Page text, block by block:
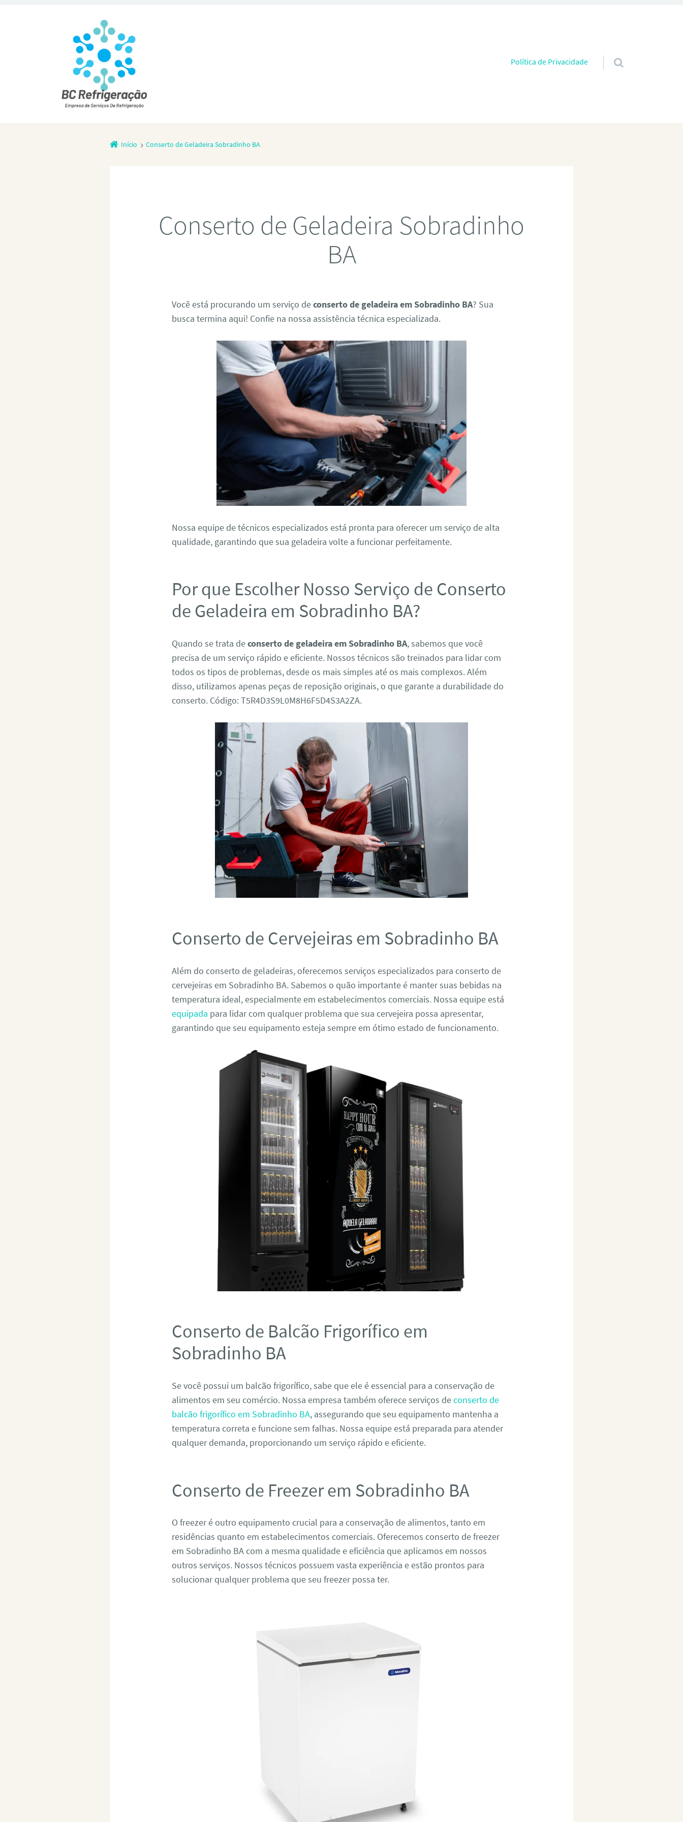
Pular para o conteúdo
Política de Privacidade
Início Conserto de Geladeira Sobradinho BA
Conserto de Geladeira Sobradinho
BA
Você está procurando um serviço deconserto de geladeira em Sobradinho BA? Sua
busca termina aqui! Confie na nossa assistência técnica especializada.
Nossa equipe de técnicos especializados está pronta para oferecer um serviço de alta
qualidade, garantindo que sua geladeira volte a funcionar perfeitamente.
Por que Escolher Nosso Serviço de Conserto
de Geladeira em Sobradinho BA?
Quando se trata deconserto de geladeira em Sobradinho BA, sabemos que você
precisa de um serviço rápido e eficiente. Nossos técnicos são treinados para lidar com
todos os tipos de problemas, desde os mais simples até os mais complexos. Além
disso, utilizamos apenas peças de reposição originais, o que garante a durabilidade do
conserto. Código: T5R4D3S9L0M8H6F5D4S3A2ZA.
Conserto de Cervejeiras em Sobradinho BA
Além do conserto de geladeiras, oferecemos serviços especializados para conserto de
cervejeiras em Sobradinho BA. Sabemos o quão importante é manter suas bebidas na
temperatura ideal, especialmente em estabelecimentos comerciais. Nossa equipe está
equipada para lidar com qualquer problema que sua cervejeira possa apresentar,
garantindo que seu equipamento esteja sempre em ótimo estado de funcionamento.
Conserto de Balcão Frigorífico em
Sobradinho BA
Se você possui um balcão frigorífico, sabe que ele é essencial para a conservação de
alimentos em seu comércio. Nossa empresa também oferece serviços deconserto de
balcão frigorífico em Sobradinho BA, assegurando que seu equipamento mantenha a
temperatura correta e funcione sem falhas. Nossa equipe está preparada para atender
qualquer demanda, proporcionando um serviço rápido e eficiente.
Conserto de Freezer em Sobradinho BA
O freezer é outro equipamento crucial para a conservação de alimentos, tanto em
residências quanto em estabelecimentos comerciais. Oferecemos conserto de freezer
em Sobradinho BA com a mesma qualidade e eficiência que aplicamos em nossos
outros serviços. Nossos técnicos possuem vasta experiência e estão prontos para
solucionar qualquer problema que seu freezer possa ter.